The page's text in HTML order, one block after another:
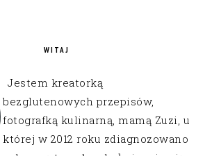
WITAJ
Jestem kreatorką
bezglutenowych przepisów,
fotografką kulinarną, mamą Zuzi, u
której w 2012 roku zdiagnozowano